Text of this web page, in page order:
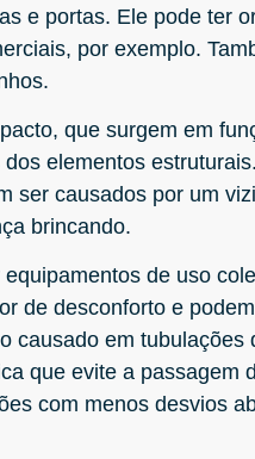
e portas. Ele pode ter
por exemplo.
que surgem em
elementos
ser causados por um
brincando.
de uso
de desconforto e
causado em tubulações
que evite a passagem
com menos desvios